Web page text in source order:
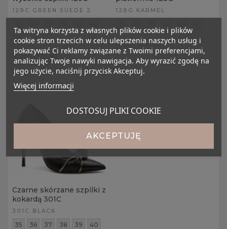
129C GREEN SUEDE 2
41
329,00 zł
128G KARMEL
359,00 zł
Czarne skórzane szpilki z
kokardą 301C
301C BLACK
35 36 37 38 39 40
Ta witryna korzysta z własnych plików cookie i plików
cookie stron trzecich w celu ulepszenia naszych usług i
pokazywać Ci reklamy związane z Twoimi preferencjami,
analizując Twoje nawyki nawigacja. Aby wyrazić zgodę na
jego użycie, naciśnij przycisk Akceptuj.
Więcej informacji
DOSTOSUJ PLIKI COOKIE
AKCEPTUJĘ